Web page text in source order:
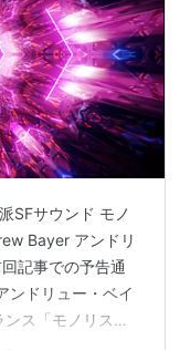
SFサウンド モノ
Bayer アンドリ
記事での予告通
ンドリュー・ベイ
ス「モノリス」